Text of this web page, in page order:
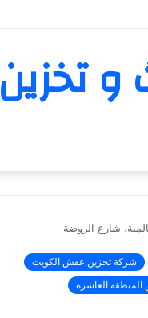
و تخزين
شارع الروضة
شركة تخزين عفش الكويت
العاشرة